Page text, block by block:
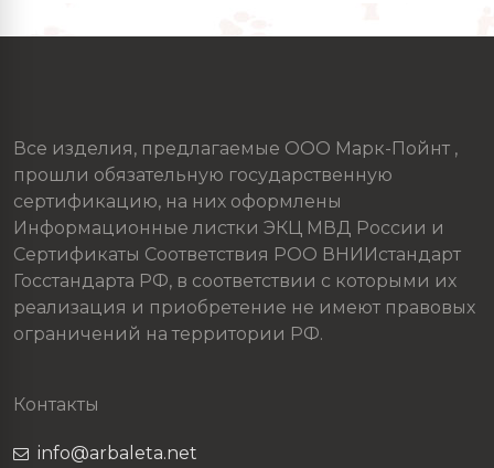
Все изделия, предлагаемые ООО Марк-Пойнт ,
прошли обязательную государственную
сертификацию, на них оформлены
Информационные листки ЭКЦ МВД России и
Сертификаты Соответствия РОО ВНИИстандарт
Госстандарта РФ, в соответствии с которыми их
реализация и приобретение не имеют правовых
ограничений на территории РФ.
Контакты
info@arbaleta.net